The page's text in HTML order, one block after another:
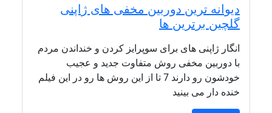
دیوانه ترین دوربین مخفی های ژاپنی
گلچین برترین ها
انگار ژاپنی های برای سوپرایز کردن و خنداندن مردم
با دوربین مخفی روش متفاوت جدید و عجیب
خودشون رو دارند 7 تا از این روش ها رو در این فیلم
خنده دار می بینید